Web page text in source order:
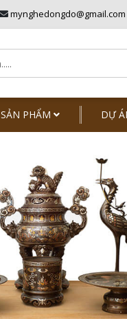
mynghedongdo@gmail.com
SẢN PHẨM DỰ